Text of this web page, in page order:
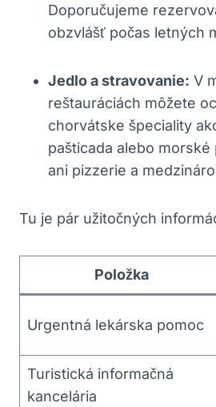
Doporučujeme
obzvlášť počas letných
Jedlo a stravovanie: V
reštauráciách môžete
chorvátske špeciality
pašticada alebo morské
ani pizzerie a
Tu je pár užitočných
Položka
Urgentná lekárska pomoc
Turistická informačná
kancelária